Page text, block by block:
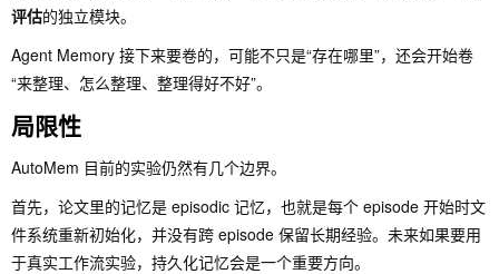
评估的独立模块。
Agent Memory 接下来要卷的，可能不只是“存在哪里”，还会开始卷
“来整理、怎么整理、整理得好不好”。
局限性
AutoMem 目前的实验仍然有几个边界。
首先，论文里的记忆是 episodic 记忆，也就是每个 episode 开始时文
件系统重新初始化，并没有跨 episode 保留长期经验。未来如果要用
于真实工作流实验，持久化记忆会是一个重要方向。